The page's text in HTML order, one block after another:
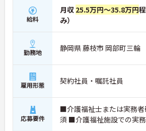
給料
月収 25.5万円～35.8万円
み）
勤務地 静岡県 藤枝市 岡部町三輪
雇用形態 契約社員・嘱託社員
応募要件
■介護福祉士または実務
須 ■介護福祉施設での実